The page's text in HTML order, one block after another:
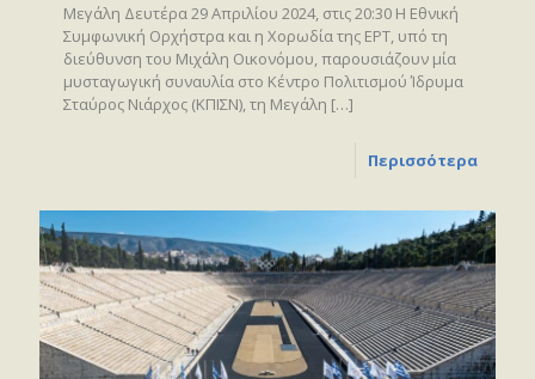
Μεγάλη Δευτέρα 29 Απριλίου 2024, στις 20:30 Η Εθνική
Συμφωνική Ορχήστρα και η Χορωδία της ΕΡΤ, υπό τη
διεύθυνση του Μιχάλη Οικονόμου, παρουσιάζουν μία
μυσταγωγική συναυλία στο Κέντρο Πολιτισμού Ίδρυμα
Σταύρος Νιάρχος (ΚΠΙΣΝ), τη Μεγάλη […]
Περισσότερα